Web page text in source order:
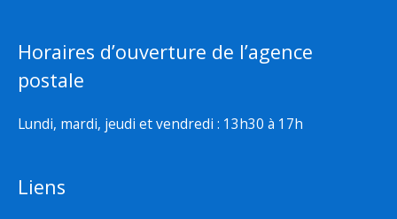
Horaires d’ouverture de l’agence
postale
Lundi, mardi, jeudi et vendredi : 13h30 à 17h
Liens